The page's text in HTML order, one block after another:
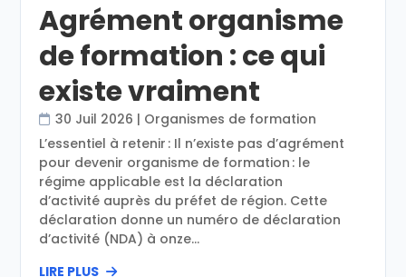
Agrément organisme
de formation : ce qui
existe vraiment
30 Juil 2026 | Organismes de formation
L’essentiel à retenir : Il n’existe pas d’agrément
pour devenir organisme de formation : le
régime applicable est la déclaration
d’activité auprès du préfet de région. Cette
déclaration donne un numéro de déclaration
d’activité (NDA) à onze...
LIRE PLUS